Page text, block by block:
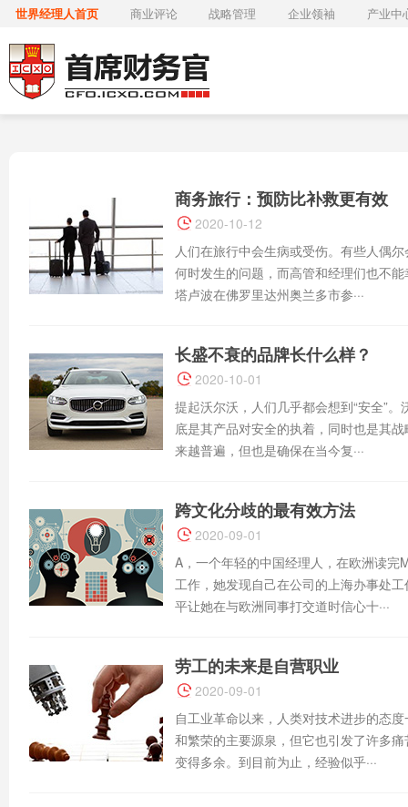
世界经理人首页 商业评论 战略管理 企业领袖 产业中
商务旅行：预防比补救更有效
2020-10-12
人们在旅行中会生病或受伤。有些人偶
何时发生的问题，而高管和经理们也不
塔卢波在佛罗里达州奥兰多市参···
长盛不衰的品牌长什么样？
2020-10-01
提起沃尔沃，人们几乎都会想到“安全”
底是其产品对安全的执着，同时也是其
来越普遍，但也是确保在当今复···
跨文化分歧的最有效方法
2020-09-01
A，一个年轻的中国经理人，在欧洲读完
工作，她发现自己在公司的上海办事处
平让她在与欧洲同事打交道时信心十···
劳工的未来是自营职业
2020-09-01
自工业革命以来，人类对技术进步的态
和繁荣的主要源泉，但它也引发了许多
变得多余。到目前为止，经验似乎···